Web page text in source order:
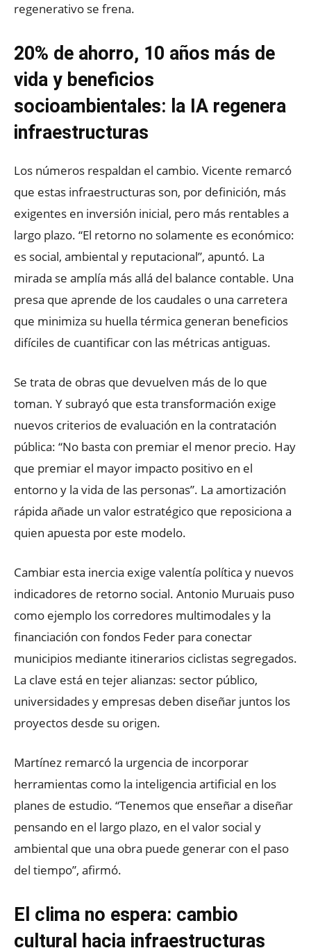
regenerativo se frena.
20% de ahorro, 10 años más de
vida y beneficios
socioambientales: la IA regenera
infraestructuras
Los números respaldan el cambio. Vicente remarcó
que estas infraestructuras son, por definición, más
exigentes en inversión inicial, pero más rentables a
largo plazo. “El retorno no solamente es económico:
es social, ambiental y reputacional”, apuntó. La
mirada se amplía más allá del balance contable. Una
presa que aprende de los caudales o una carretera
que minimiza su huella térmica generan beneficios
difíciles de cuantificar con las métricas antiguas.
Se trata de obras que devuelven más de lo que
toman. Y subrayó que esta transformación exige
nuevos criterios de evaluación en la contratación
pública: “No basta con premiar el menor precio. Hay
que premiar el mayor impacto positivo en el
entorno y la vida de las personas”. La amortización
rápida añade un valor estratégico que reposiciona a
quien apuesta por este modelo.
Cambiar esta inercia exige valentía política y nuevos
indicadores de retorno social. Antonio Muruais puso
como ejemplo los corredores multimodales y la
financiación con fondos Feder para conectar
municipios mediante itinerarios ciclistas segregados.
La clave está en tejer alianzas: sector público,
universidades y empresas deben diseñar juntos los
proyectos desde su origen.
Martínez remarcó la urgencia de incorporar
herramientas como la inteligencia artificial en los
planes de estudio. “Tenemos que enseñar a diseñar
pensando en el largo plazo, en el valor social y
ambiental que una obra puede generar con el paso
del tiempo”, afirmó.
El clima no espera: cambio
cultural hacia infraestructuras